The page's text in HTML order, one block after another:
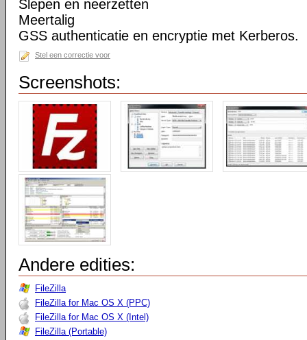
Slepen en neerzetten
Meertalig
GSS authenticatie en encryptie met Kerberos.
Stel een correctie voor
Screenshots:
Andere edities:
FileZilla
FileZilla for Mac OS X (PPC)
FileZilla for Mac OS X (Intel)
FileZilla (Portable)